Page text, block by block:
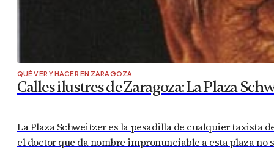
QUÉ VER Y HACER EN ZARAGOZA
Calles ilustres de Zaragoza: La Plaza
La Plaza Schweitzer es la pesadilla de cualquier taxista
el doctor que da nombre impronunciable a esta plaza